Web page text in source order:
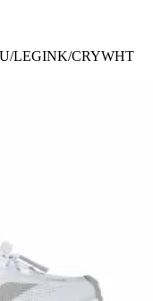
LEGINK/CRYWHT